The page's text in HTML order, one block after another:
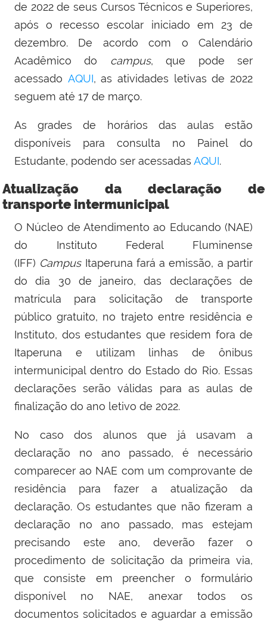
de 2022 de seus Cursos Técnicos e Superiores,
após o recesso escolar iniciado em 23 de
dezembro. De acordo com o Calendário
Acadêmico do campus, que pode ser
acessado AQUI, as atividades letivas de 2022
seguem até 17 de março.
As grades de horários das aulas estão
disponíveis para consulta no Painel do
Estudante, podendo ser acessadas AQUI.
Atualização da declaração de
transporte intermunicipal
O Núcleo de Atendimento ao Educando (NAE)
do Instituto Federal Fluminense
(IFF) CampusItaperuna fará a emissão, a partir
do dia 30 de janeiro, das declarações de
matrícula para solicitação de transporte
público gratuito, no trajeto entre residência e
Instituto, dos estudantes que residem fora de
Itaperuna e utilizam linhas de ônibus
intermunicipal dentro do Estado do Rio. Essas
declarações serão válidas para as aulas de
finalização do ano letivo de 2022.
No caso dos alunos que já usavam a
declaração no ano passado, é necessário
comparecer ao NAE com um comprovante de
residência para fazer a atualização da
declaração. Os estudantes que não fizeram a
declaração no ano passado, mas estejam
precisando este ano, deverão fazer o
procedimento de solicitação da primeira via,
que consiste em preencher o formulário
disponível no NAE, anexar todos os
documentos solicitados e aguardar a emissão